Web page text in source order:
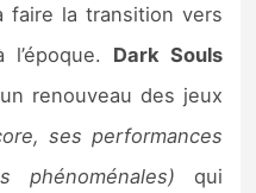
faire la transition vers
Dark Souls
renouveau des jeux
ses performances
phénoménales) qui